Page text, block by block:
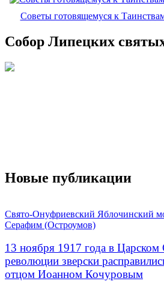
Советы готовящемуся к
Собор Липецких
Новые публикации
Свято-Онуфриевский Яблочинский
Серафим (Остроумов)
13 ноября 1917 года в
революции зверски
отцом Иоанном Кочуровым